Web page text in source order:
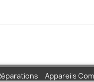
Appareils